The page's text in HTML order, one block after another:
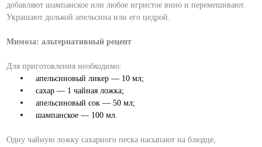
добавляют шампанское или любое игристое вино и перемешивают.
Украшают долькой апельсина или его цедрой.
Мимоза: альтернативный рецепт
Для приготовления необходимо:
апельсиновый ликер — 10 мл;
сахар — 1 чайная ложка;
апельсиновый сок — 50 мл;
шампанское — 100 мл.
Одну чайную ложку сахарного песка насыпают на блюдце,